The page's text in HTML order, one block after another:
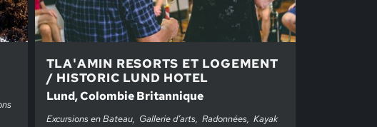
TLA'AMIN RESORTS ET LOGEMENT
/ HISTORIC LUND HOTEL
Lund, Colombie Britannique
Excursions en Bateau Gallerie d’arts Radonnées Kayak